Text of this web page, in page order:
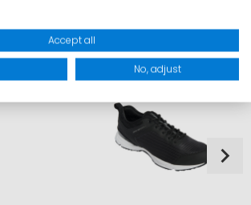
DAZU PASST
SALE
Accept all
No, adjust